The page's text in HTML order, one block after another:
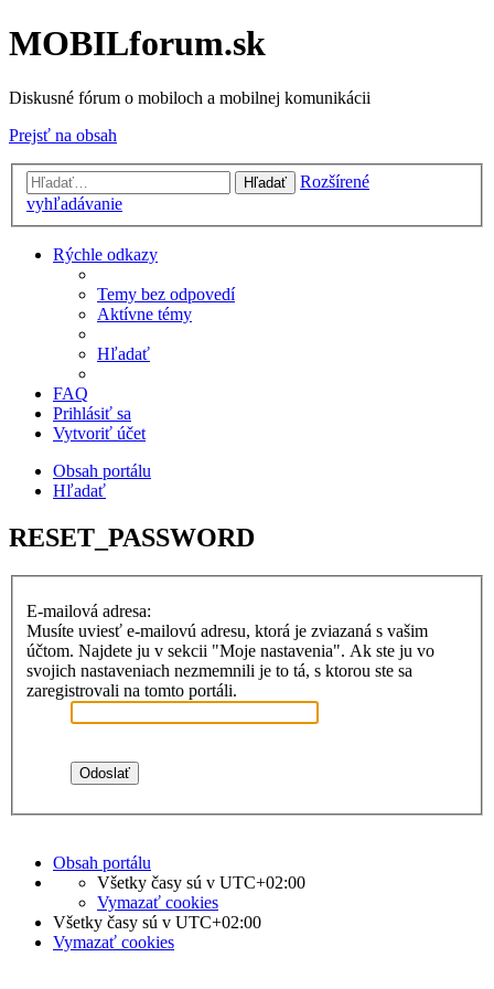
MOBILforum.sk
Diskusné fórum o mobiloch a mobilnej komunikácii
Prejsť na obsah
Hľadať
Rozšírené
vyhľadávanie
Rýchle odkazy
Temy bez odpovedí
Aktívne témy
Hľadať
FAQ
Prihlásiť sa
Vytvoriť účet
Obsah portálu
Hľadať
RESET_PASSWORD
E-mailová adresa:
Musíte uviesť e-mailovú adresu, ktorá je zviazaná s vašim
účtom. Najdete ju v sekcii "Moje nastavenia". Ak ste ju vo
svojich nastaveniach nezmemnili je to tá, s ktorou ste sa
zaregistrovali na tomto portáli.
Obsah portálu
Všetky časy sú v UTC+02:00
Vymazať cookies
Všetky časy sú v UTC+02:00
Vymazať cookies